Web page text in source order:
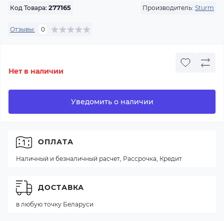
Код Товара: 277165 Производитель: Sturm
Отзывы: 0
Нет в наличии
Уведомить о наличии
ОПЛАТА
Наличный и безналичный расчет, Рассрочка, Кредит
ДОСТАВКА
в любую точку Беларуси